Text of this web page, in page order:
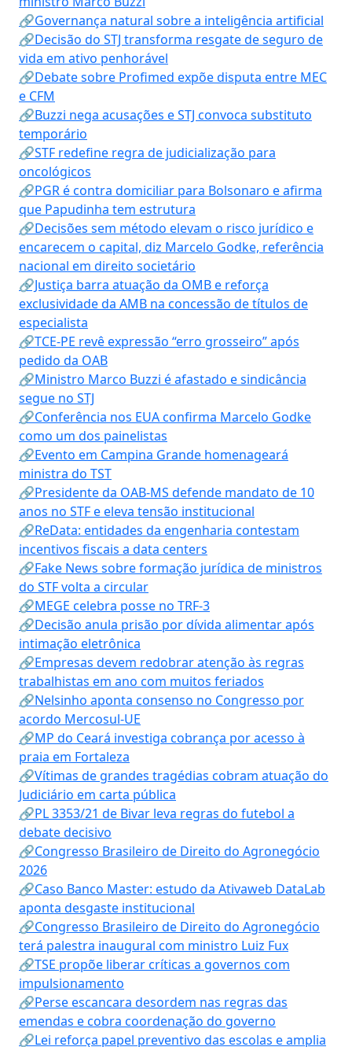
🔗Governança natural sobre a inteligência artificial
🔗Decisão do STJ transforma resgate de seguro de
vida em ativo penhorável
🔗Debate sobre Profimed expõe disputa entre MEC
e CFM
🔗Buzzi nega acusações e STJ convoca substituto
temporário
🔗STF redefine regra de judicialização para
oncológicos
🔗PGR é contra domiciliar para Bolsonaro e afirma
que Papudinha tem estrutura
🔗Decisões sem método elevam o risco jurídico e
encarecem o capital, diz Marcelo Godke, referência
nacional em direito societário
🔗Justiça barra atuação da OMB e reforça
exclusividade da AMB na concessão de títulos de
especialista
🔗TCE-PE revê expressão “erro grosseiro” após
pedido da OAB
🔗Ministro Marco Buzzi é afastado e sindicância
segue no STJ
🔗Conferência nos EUA confirma Marcelo Godke
como um dos painelistas
🔗Evento em Campina Grande homenageará
ministra do TST
🔗Presidente da OAB-MS defende mandato de 10
anos no STF e eleva tensão institucional
🔗ReData: entidades da engenharia contestam
incentivos fiscais a data centers
🔗Fake News sobre formação jurídica de ministros
do STF volta a circular
🔗MEGE celebra posse no TRF-3
🔗Decisão anula prisão por dívida alimentar após
intimação eletrônica
🔗Empresas devem redobrar atenção às regras
trabalhistas em ano com muitos feriados
🔗Nelsinho aponta consenso no Congresso por
acordo Mercosul-UE
🔗MP do Ceará investiga cobrança por acesso à
praia em Fortaleza
🔗Vítimas de grandes tragédias cobram atuação do
Judiciário em carta pública
🔗PL 3353/21 de Bivar leva regras do futebol a
debate decisivo
🔗Congresso Brasileiro de Direito do Agronegócio
2026
🔗Caso Banco Master: estudo da Ativaweb DataLab
aponta desgaste institucional
🔗Congresso Brasileiro de Direito do Agronegócio
terá palestra inaugural com ministro Luiz Fux
🔗TSE propõe liberar críticas a governos com
impulsionamento
🔗Perse escancara desordem nas regras das
emendas e cobra coordenação do governo
🔗Lei reforça papel preventivo das escolas e amplia